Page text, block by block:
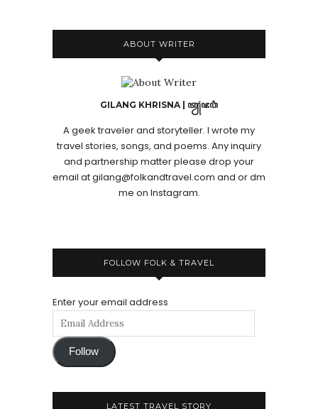
ABOUT WRITER
GILANG KHRISNA | ꦠꦾꦁꦗꦮꦶ
A geek traveler and storyteller. I wrote my
travel stories, songs, and poems. Any inquiry
and partnership matter please drop your
email at gilang@folkandtravel.com and or dm
me on Instagram.
FOLLOW FOLK & TRAVEL
Enter your email address
Follow
LATEST TRAVEL STORY